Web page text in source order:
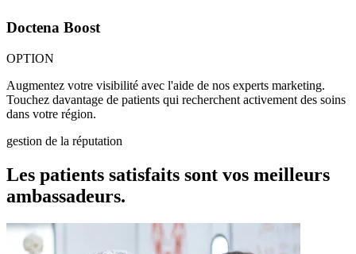
Doctena Boost
OPTION
Augmentez votre visibilité avec l'aide de nos experts marketing.
Touchez davantage de patients qui recherchent activement des soins
dans votre région.
gestion de la réputation
Les patients satisfaits sont vos meilleurs
ambassadeurs.